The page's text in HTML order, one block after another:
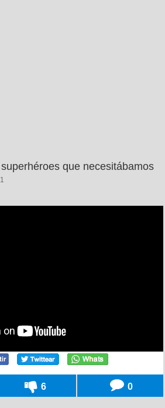
que necesitábamos
6 0